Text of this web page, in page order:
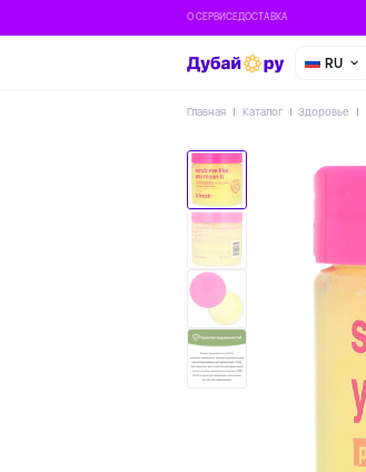
О СЕРВИСЕДОСТАВКА
RU
Главная Каталог Здоровье